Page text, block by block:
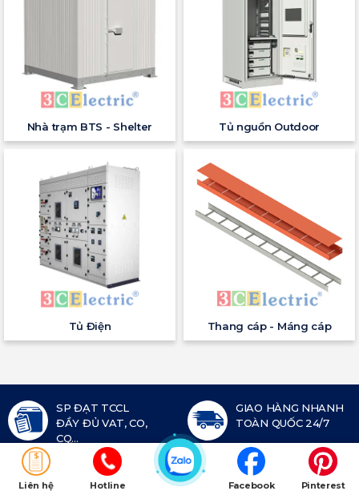
Nhà trạm BTS - Shelter Tủ nguồn Outdoor
Tủ Điện Thang cáp - Máng cáp
Liên hệ Hotline Facebook Pinterest
SP ĐẠT TCCL
ĐẦY ĐỦ VAT, CO,
CQ...
GIAO HÀNG NHANH
TOÀN QUỐC 24/7
BẢO HÀNH
CHÍNH HÃNG
HỖ TRỢ KỸ THUẬT
BÁO GIÁ 24/7